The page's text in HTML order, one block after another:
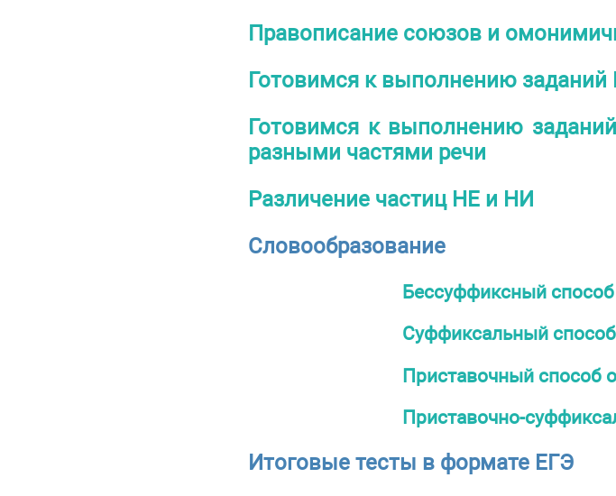
Правописание союзов и
Готовимся к выполнению заданий
Готовимся к выполнению
разными частями речи
Различение частиц НЕ и НИ
Словообразование
Бессуффиксный
Суффиксальный
Приставочный способ
Приставочно-
Итоговые тесты в формате ЕГЭ